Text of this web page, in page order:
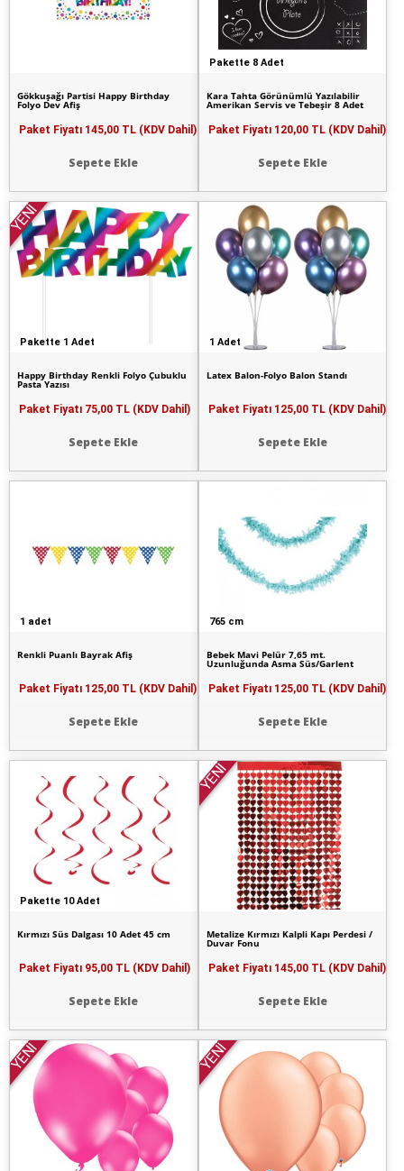
Gökkuşağı Partisi Happy Birthday
Folyo Dev Afiş
Paket Fiyatı 145,00 TL (KDV Dahil)
Sepete Ekle
Pakette 8 Adet
Kara Tahta Görünümlü Yazılabilir
Amerikan Servis ve Tebeşir 8 Adet
Paket Fiyatı 120,00 TL (KDV Dahil)
Sepete Ekle
Pakette 1 Adet
YENİ
Happy Birthday Renkli Folyo Çubuklu
Pasta Yazısı
Paket Fiyatı 75,00 TL (KDV Dahil)
Sepete Ekle
1 Adet
Latex Balon-Folyo Balon Standı
Paket Fiyatı 125,00 TL (KDV Dahil)
Sepete Ekle
1 adet
Renkli Puanlı Bayrak Afiş
Paket Fiyatı 125,00 TL (KDV Dahil)
Sepete Ekle
765 cm
Bebek Mavi Pelür 7,65 mt.
Uzunluğunda Asma Süs/Garlent
Paket Fiyatı 125,00 TL (KDV Dahil)
Sepete Ekle
Pakette 10 Adet
Kırmızı Süs Dalgası 10 Adet 45 cm
Paket Fiyatı 95,00 TL (KDV Dahil)
Sepete Ekle
YENİ
Metalize Kırmızı Kalpli Kapı Perdesi /
Duvar Fonu
Paket Fiyatı 145,00 TL (KDV Dahil)
Sepete Ekle
YENİ YENİ